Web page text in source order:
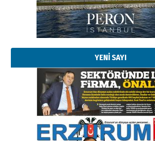
YENİ SAYI
02 Ağustos 2026 Pazar
Kadir SABUNCUOĞLU
Erzurumspor’un köşe taşları
Kenan GÜLERCİ
Murat Şahsuvaroğlu ERKON’da
çıtayı yukarı taşırken,
yönetimdekiler aşağı
çekmemeli!
17 Şubat 2026 SalıOrhan BOZKURT
Bir fotoğraf, bir şehir, bir
gazeteci… Dizginler kimin